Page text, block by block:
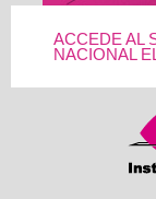
ACCEDE AL
NACIONAL